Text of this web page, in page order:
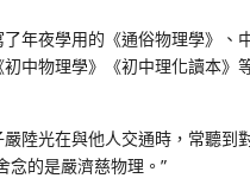
夜學用的《通俗物理學》、
初中物理學》《初中理化讀本》
光在與他人交通時，常聽到
念的是嚴濟慈物理。”